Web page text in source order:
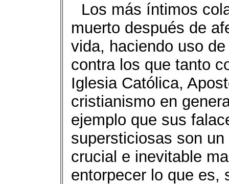
Los más íntimos
muerto después de
vida, haciendo uso
contra los que tanto
Iglesia Católica,
cristianismo en
ejemplo que sus
supersticiosas son
crucial e inevitable
entorpecer lo que es,